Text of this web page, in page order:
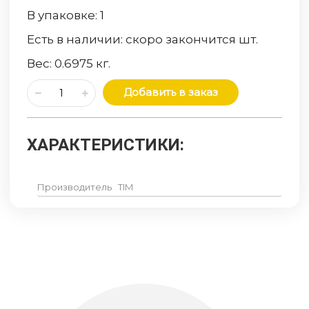
В упаковке:1
Есть в наличии:скоро закончится шт.
Вес:0.6975 кг.
Добавить в заказ
ХАРАКТЕРИСТИКИ:
Производитель TIM